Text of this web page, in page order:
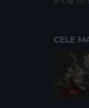
CELE